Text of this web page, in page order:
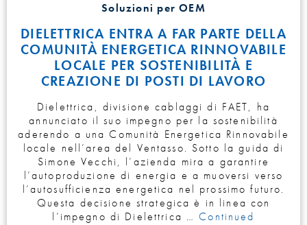
Soluzioni per OEM
DIELETTRICA ENTRA A FAR PARTE DELLA
COMUNITÀ ENERGETICA RINNOVABILE
LOCALE PER SOSTENIBILITÀ E
CREAZIONE DI POSTI DI LAVORO
Dielettrica, divisione cablaggi di FAET, ha
annunciato il suo impegno per la sostenibilità
aderendo a una Comunità Energetica Rinnovabile
locale nell’area del Ventasso. Sotto la guida di
Simone Vecchi, l’azienda mira a garantire
l’autoproduzione di energia e a muoversi verso
l’autosufficienza energetica nel prossimo futuro.
Questa decisione strategica è in linea con
l’impegno di Dielettrica …Continued